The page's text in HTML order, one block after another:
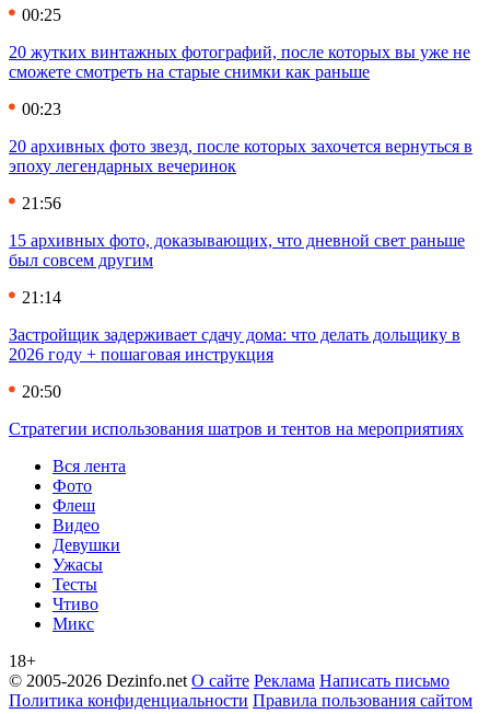
00:25
20 жутких винтажных фотографий, после которых вы уже не
сможете смотреть на старые снимки как раньше
00:23
20 архивных фото звезд, после которых захочется вернуться в
эпоху легендарных вечеринок
21:56
15 архивных фото, доказывающих, что дневной свет раньше
был совсем другим
21:14
Застройщик задерживает сдачу дома: что делать дольщику в
2026 году + пошаговая инструкция
20:50
Стратегии использования шатров и тентов на мероприятиях
Вся лента
Фото
Флеш
Видео
Девушки
Ужасы
Тесты
Чтиво
Микс
18+
© 2005-2026 Dezinfo.net О сайте Реклама Написать письмо
Политика конфиденциальности Правила пользования сайтом